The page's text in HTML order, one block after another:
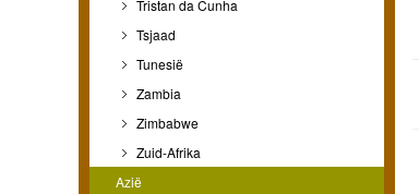
Tristan da Cunha
Tsjaad
Tunesië
Zambia
Zimbabwe
Zuid-Afrika
Azië